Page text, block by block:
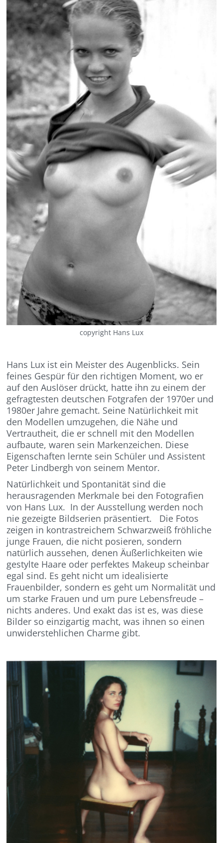
copyright Hans Lux
Hans Lux ist ein Meister des Augenblicks. Sein
feines Gespür für den richtigen Moment, wo er
auf den Auslöser drückt, hatte ihn zu einem der
gefragtesten deutschen Fotgrafen der 1970er und
1980er Jahre gemacht. Seine Natürlichkeit mit
den Modellen umzugehen, die Nähe und
Vertrautheit, die er schnell mit den Modellen
aufbaute, waren sein Markenzeichen. Diese
Eigenschaften lernte sein Schüler und Assistent
Peter Lindbergh von seinem Mentor.
Natürlichkeit und Spontanität sind die
herausragenden Merkmale bei den Fotografien
von Hans Lux. In der Ausstellung werden noch
nie gezeigte Bildserien präsentiert. Die Fotos
zeigen in kontrastreichem Schwarzweiß fröhliche
junge Frauen, die nicht posieren, sondern
natürlich aussehen, denen Äußerlichkeiten wie
gestylte Haare oder perfektes Makeup scheinbar
egal sind. Es geht nicht um idealisierte
Frauenbilder, sondern es geht um Normalität und
um starke Frauen und um pure Lebensfreude –
nichts anderes. Und exakt das ist es, was diese
Bilder so einzigartig macht, was ihnen so einen
unwiderstehlichen Charme gibt.